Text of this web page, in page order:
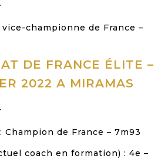
championne de France –
DE FRANCE ÉLITE –
2022 A MIRAMAS
Champion de France – 7m93
coach en formation) : 4e –